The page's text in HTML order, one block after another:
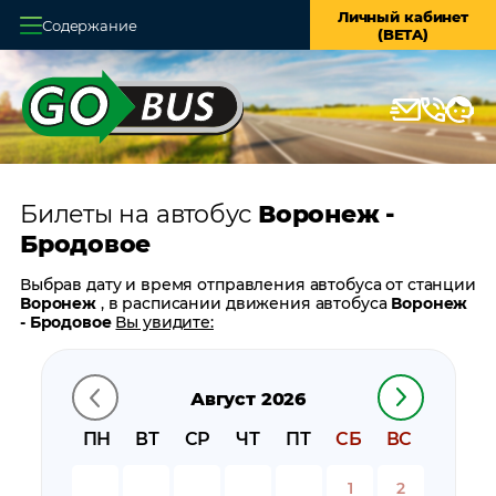
Содержание
Личный кабинет
(BETA)
Главная
О системе
Оплата и доставка
Возврат билетов
Заказ автобуса
Контакты
Билеты на автобус Воронеж -
Бродовое
Август 2026
ПН
ВТ СР ЧТ ПТ СБ ВС
1 2
Выбрав дату и время отправления автобуса от станции
Воронеж , в расписании движения автобусаВоронеж
- Бродовое Вы увидите:
время прибытия
время в пути
цену билета